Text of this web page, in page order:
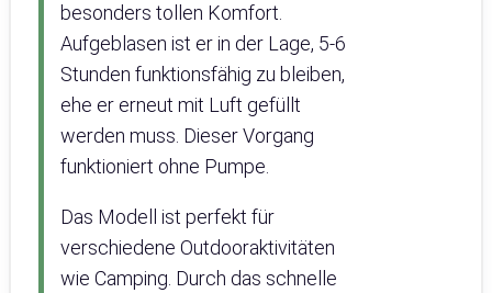
besonders tollen Komfort.
Aufgeblasen ist er in der Lage, 5-6
Stunden funktionsfähig zu bleiben,
ehe er erneut mit Luft gefüllt
werden muss. Dieser Vorgang
funktioniert ohne Pumpe.
Das Modell ist perfekt für
verschiedene Outdooraktivitäten
wie Camping. Durch das schnelle